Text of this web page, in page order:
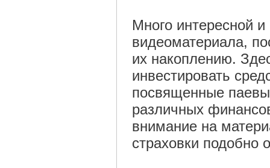
Много интересной
видеоматериала,
их накоплению.
инвестировать
посвященные
различных
внимание на
страховки подобно